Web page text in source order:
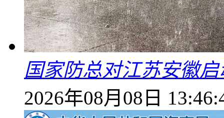
国家防总对江苏安徽
2026年08月08日